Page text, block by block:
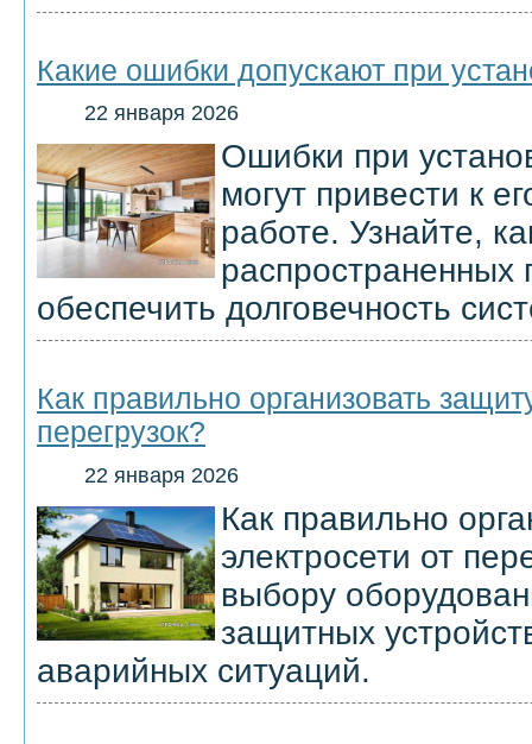
Какие ошибки допускают при
22 января 2026
Ошибки при
могут привести к
работе. Узнайте,
распространенных
обеспечить долговечность
Как правильно организовать
перегрузок?
22 января 2026
Как правильно
электросети от
выбору
защитных
аварийных ситуаций.